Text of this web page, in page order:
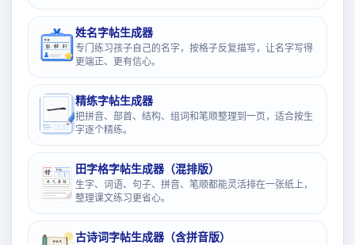
姓名字帖生成器
专门练习孩子自己的名字，按格子反复描写，让名字写得
更端正、更有信心。
精练字帖生成器
把拼音、部首、结构、组词和笔顺整理到一页，适合按生
字逐个精练。
田字格字帖生成器（混排版）
生字、词语、句子、拼音、笔顺都能灵活排在一张纸上，
整理课文练习更省心。
古诗词字帖生成器（含拼音版）